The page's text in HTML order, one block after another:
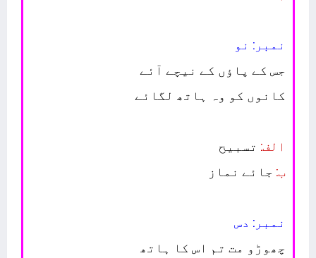
نمبر: نو
جس کے پاؤں کے نیچے آئے
کانوں کو وہ ہاتھ لگائے
الف: تسبیح
ب: جائے نماز
نمبر: دس
چھوڑو مت تم اس کا ہاتھ